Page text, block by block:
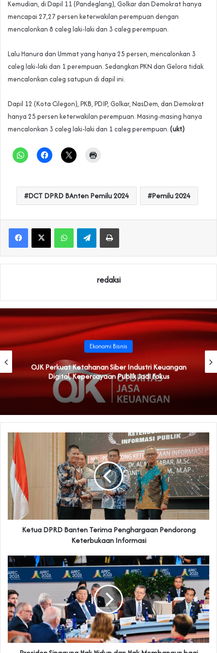
Kemudian, di Dapil 11 (Pandeglang), Golkar dan Demokrat hanya
mencapai 27,27 persen keterwakilan perempuan dengan
mencalonkan 8 caleg laki-laki dan 3 caleg perempuan.
Lalu Hanura dan Ummat yang hanya 25 persen, mencalonkan 3
caleg laki-laki dan 1 perempuan. Sedangkan PKN dan Gelora tidak
mencalonkan caleg satupun di dapil ini.
Dapil 12 (Kota Cilegon), PKB, PDIP, Golkar, NasDem, dan Demokrat
hanya 25 persen keterwakilan perempuan. Masing-masing hanya
mencalonkan 3 caleg laki-laki dan 1 caleg perempuan. (ukt)
DCT DPRD BAnten Pemilu 2024 Pemilu 2024
WhatsAppTelegramPrint
redaksi
Ekonomi Bisnis
OJK Perkuat Ketahanan Siber Industri Keuangan
Digital, Kepercayaan Publik Jadi Fokus
Ketua DPRD Banten Terima Penghargaan Pendorong
Keterbukaan Informasi